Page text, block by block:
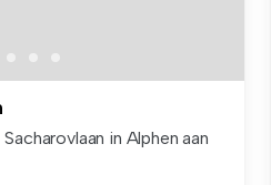
in Alphen aan